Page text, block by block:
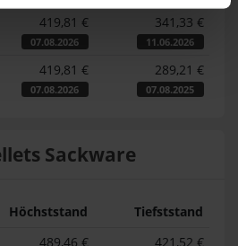
419,81 €
07.08.2026
341,33 €
11.06.2026
419,81 €
07.08.2026
289,21 €
07.08.2025
Sackware
Höchststand
Tiefststand
489,46 € 421,52 €